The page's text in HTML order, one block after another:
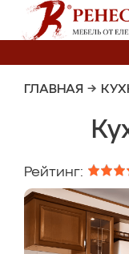
ГЛАВНАЯ →
Рейтинг: